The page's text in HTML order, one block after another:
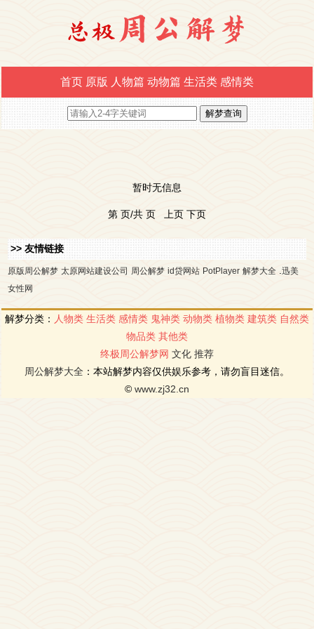
首页 原版 人物篇 动物篇 生活类 感情类
暂时无信息
第 页/共 页 上页 下页
>> 友情链接
原版周公解梦 太原网站建设公司 周公解梦 id贷网站 PotPlayer 解梦大全
迅美
女性网
解梦分类： 人物类 生活类 感情类 鬼神类 动物类 植物类 建筑类 自然类
物品类 其他类
终极周公解梦网 文化 推荐
周公解梦大全 ：本站解梦内容仅供娱乐参考，请勿盲目迷信。
© www.zj32.cn